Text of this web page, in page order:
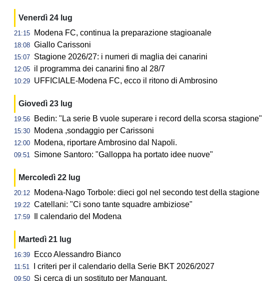
Venerdì 24 lug
21:15 Modena FC, continua la preparazione stagioanale
18:08 Giallo Carissoni
15:07 Stagione 2026/27: i numeri di maglia dei canarini
12:05 il programma dei canarini fino al 28/7
10:29 UFFICIALE-Modena FC, ecco il ritono di Ambrosino
Giovedì 23 lug
19:56 Bedin: "La serie B vuole superare i record della scorsa stagione"
15:30 Modena ,sondaggio per Carissoni
12:00 Modena, riportare Ambrosino dal Napoli.
09:51 Simone Santoro: "Galloppa ha portato idee nuove"
Mercoledì 22 lug
20:12 Modena-Nago Torbole: dieci gol nel secondo test della stagione
19:22 Catellani: "Ci sono tante squadre ambiziose"
17:59 Il calendario del Modena
Martedì 21 lug
16:39 Ecco Alessandro Bianco
11:51 I criteri per il calendario della Serie BKT 2026/2027
09:50 Si cerca di un sostituto per Manquant.